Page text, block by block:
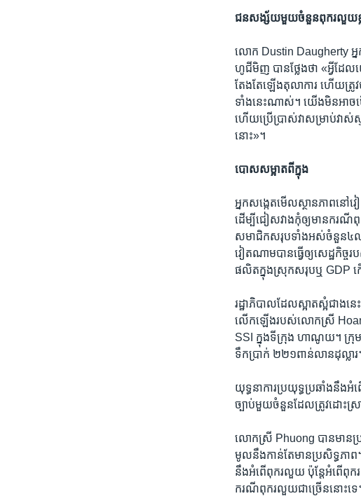
ជនសង្ស័យ​មួយ​ចំនួន​ពុករលួយ​ខ្ល
លោក Dustin Daugherty អ្ន
ហូជីមិញ បាន​ថ្លែង​ថា «អ្វី​ដែល​
តែងតែ​ឡើង​តុលាការ ហើយ​ត្
ទាំង​នេះ​ណាស់។ យើង​មិន​អាច​
ហើយ​ប្រើប្រាស់​វា​សម្រាប់​វាស់
នោះ»។
បោសសម្អាត​ពី​ក្នុង
អ្នក​សង្កេត​មើល​ស្ថានភាព​នៅ​
ដើម្បី​ជៀសវាង​កុំ​ឲ្យ​មាន​ករណី​
សមាជិក​សរុប​ទាំង​អស់​ចំនួន​៤លា
វៀតណាម​បាន​ធ្វើ​ឲ្យ​សេដ្ឋកិច្ច​
ផលិត​ក្នុង​ស្រុក​សរុប​ឬ GDP ក
រដ្ឋាភិបាល​ដែល​ស្អាតស្អំ​ជាង​
លើកឡើង​របស់​លោកស្រី Hoang
SSI ក្នុង​ទីក្រុង ហាណូយ។ ក្រុ
ទឹកប្រាក់​ ២២១​ពាន់​លាន​ដុល្លារ
យុទ្ធនាការ​ប្រយុទ្ធប្រឆាំង​នឹង​
ច្បាប់​មួយ​ចំនួន​ដែល​ត្រូវ​ដោះស្រ
លោកស្រី Phuong បាន​មាន​ប្
មូល​នឹង​កាន់​តែ​មាន​ប្រសិទ្ធភាព
នឹង​អំពើ​ពុករលួយ​ ប៉ុន្តែ​អំពើ​ពុ
ករណី​ពុករលួយ​ជាច្រើន​នោះ​ទេ